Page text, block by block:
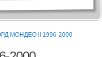
МОНДЕО II 1996-2000